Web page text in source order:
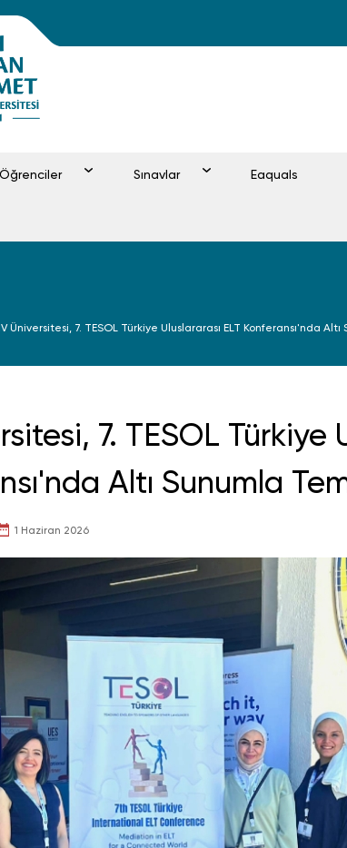
Öğrenciler Sınavlar Eaquals
Üniversitesi, 7. TESOL Türkiye Uluslararası ELT Konferansı'nda
7. TESOL Türkiye
Altı Sunumla
1 Haziran 2026